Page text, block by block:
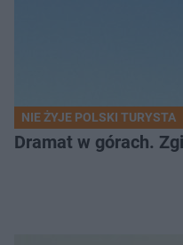
NIE ŻYJE POLSKI TURYSTA
Dramat w górach.